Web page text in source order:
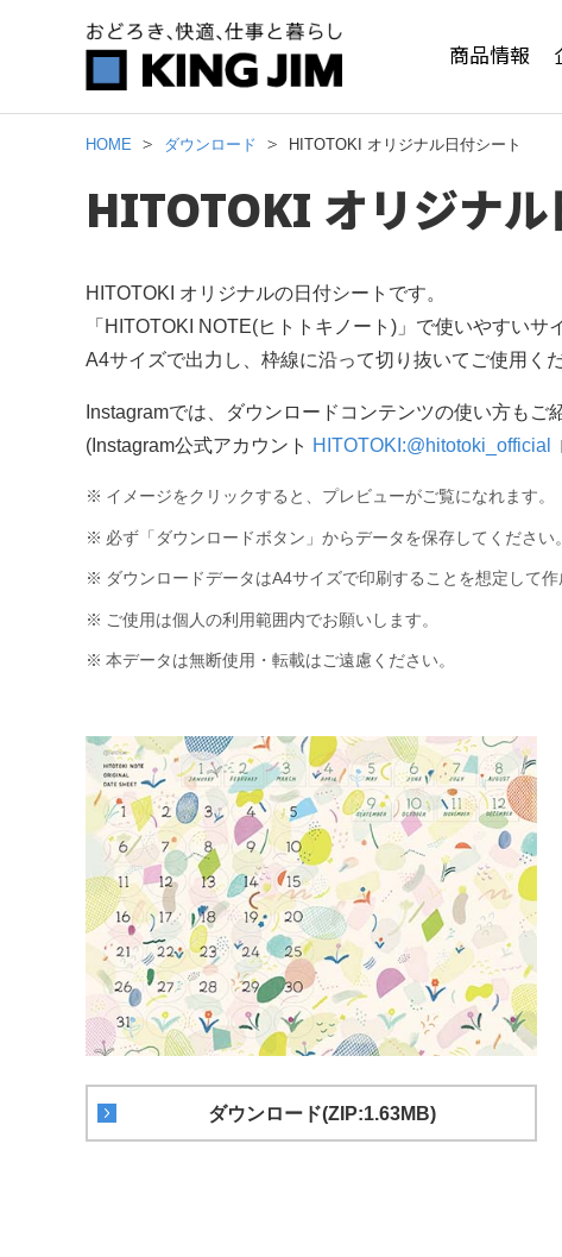
商品情報
HOME ダウンロード HITOTOKI オリジナル日付シート
HITOTOKI オリジナル
HITOTOKI オリジナルの日付シートです。
「HITOTOKI NOTE(ヒトトキノート)」で使いやすいサ
A4サイズで出力し、枠線に沿って切り抜いてご使用くだ
Instagramでは、ダウンロードコンテンツの使い方もご
(Instagram公式アカウント HITOTOKI:@hitotoki_official
※ イメージをクリックすると、プレビューがご覧になれます。
※ 必ず「ダウンロードボタン」からデータを保存してください。
※ ダウンロードデータはA4サイズで印刷することを想定して作
※ ご使用は個人の利用範囲内でお願いします。
※ 本データは無断使用・転載はご遠慮ください。
ダウンロード(ZIP:1.63MB)